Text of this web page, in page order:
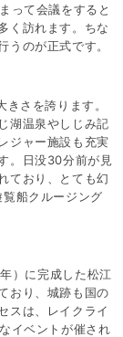
って会議をすると
く訪れます。ちな
うのが正式です。
さを誇ります。
湖温泉やしじみ記
ジャー施設も充実
。日没30分前が見
ており、とても幻
船クルージング
）に完成した松江
おり、城跡も国の
スは、レイクライ
イベントが催され